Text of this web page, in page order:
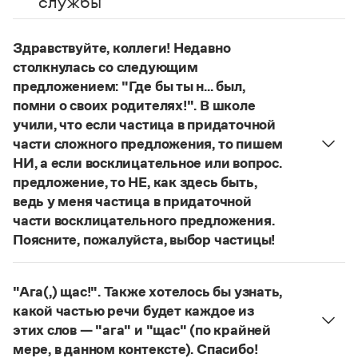
Словари русского языка как государственного
Справочники
Правила русской орфографии и пунктуации
Русский язык. Краткий теоретический курс
для школьников
Письмовник
Справочник по пунктуации
Словарь-справочник трудностей
Справочник по фразеологии
Азбучные истины
Словарь-справочник непростые слова
Журнал
Новости и события
Управление в русском языке
Словарь русских имён
Словарь методических терминов
Правила русской орфографии и пунктуации
(1956)
Здравствуйте, коллеги! Недавно
столкнулась со следующим
предложением: "Где бы ты н... был,
помни о своих родителях!". В школе
учили, что если частица в придаточной
части сложного предложения, то пишем
НИ, а если восклицательное или вопрос.
предложение, то НЕ, как здесь быть,
ведь у меня частица в придаточной
части восклицательного предложения.
Поясните, пожалуйста, выбор частицы!
Правильно:Где бы ты ни был, помни о своих
восклицательных предложениях: Где ты только
не был!
"Ага(,) щас!". Также хотелось бы узнать,
какой частью речи будет каждое из
этих слов — "ага" и "щас" (по крайней
мере, в данном контексте). Спасибо!